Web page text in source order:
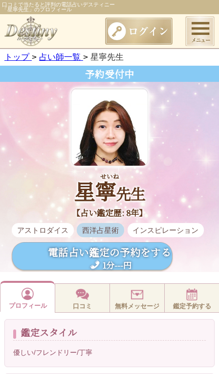
口コミで当たると評判の電話占いデスティニー
「星寧先生」のプロフィール
トップ 占い師一覧 星寧先生
予約受付中
せいね
星寧先生
【占い鑑定歴: 8年】
アストロダイス 西洋占星術 インスピレーション
電話占い鑑定の予約をする
1分---円
プロフィール 口コミ 無料メッセージ 鑑定予約する
鑑定スタイル
優しい/フレンドリー/丁寧